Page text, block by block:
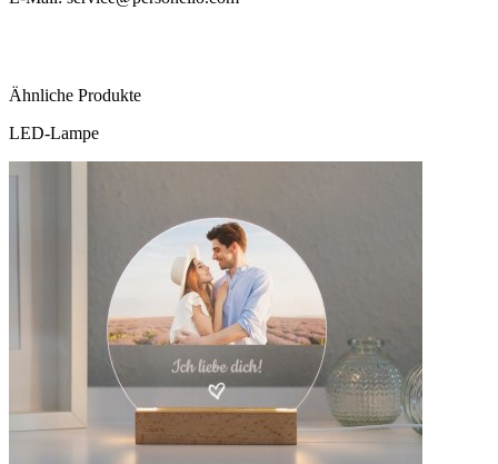
Ähnliche Produkte
LED-Lampe